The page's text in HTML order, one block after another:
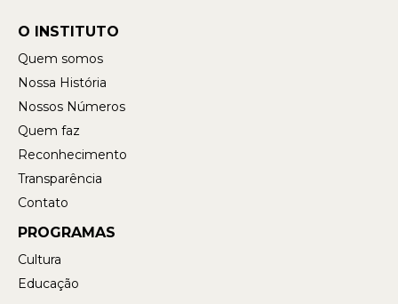
O INSTITUTO
Quem somos
Nossa História
Nossos Números
Quem faz
Reconhecimento
Transparência
Contato
PROGRAMAS
Cultura
Educação